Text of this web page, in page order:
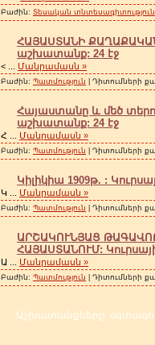
Բաժին: Տեսական տնտեսագիտություն
ՀԱՅԱՍՏԱՆԻ
աշխատանք: 24 էջ
< Մանրամասն »
Բաժին: Պատմություն | Դիտումների
Հայաստանը և մեծ
աշխատանք: 24 էջ
Հ Մանրամասն »
Բաժին: Պատմություն | Դիտումների
Կիլիկիա 1909թ. :
Կ Մանրամասն »
Բաժին: Պատմություն | Դիտումների
ԱՐՇԱԿՈՒՆՅԱՑ
ՀԱՅԱՍՏԱՆՈՒՄ:
Ա Մանրամասն »
Բաժին: Պատմություն | Դիտումների
Աշխատանքները